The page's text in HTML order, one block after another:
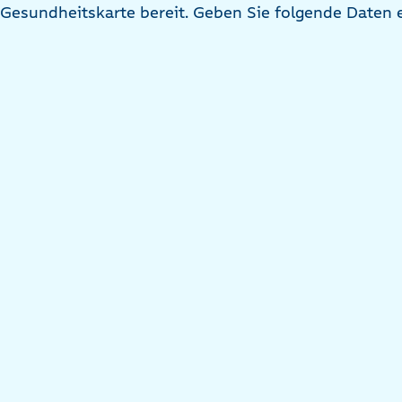
Gesundheitskarte bereit. Geben Sie folgende Daten